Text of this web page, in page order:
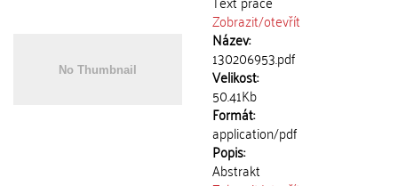
Zobrazit/otevřít
Název:
130206953.pdf
Velikost:
50.41Kb
Formát:
application/pdf
Popis:
Abstrakt